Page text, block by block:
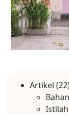
Artikel
Bahan